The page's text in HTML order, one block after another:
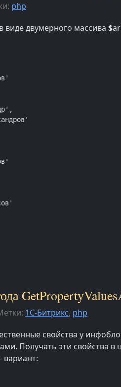
php
виде двумерного массива $
1С-Битрикс, php
свойства у
Получать эти свойства в